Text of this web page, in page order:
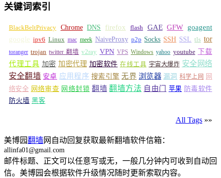
关键词索引
BlackBeltPrivacy Chrome DNS firefox flash GAE GFW
goagent
google ipv6 Linux mac meek NaiveProxy p2p Socks SSH SSL tls tor
toranger trojan twitter 翻墙 v2ray VPN VPS Windows yahoo youtube 下载
代理工具 加密 加密代理 加密软件 在线工具 宇宙大爆炸 安全网络
安全翻墙 安卓 应用程序 搜索引擎 无界 浏览器 漏洞 科学上网 网
络安全 网络审查 网络封锁 翻墙 翻墙方法 自由门 苹果 防毒软件
防火墙 黑客
All Tags »»
美博园翻墙网自动回复获取最新翻墙软件信箱：
allinfa01@gmail.com
邮件标题、正文可以任意写或无，一般几分钟内可收到自动回
信。美博园会根据软件升级情况随时更新索取内容。